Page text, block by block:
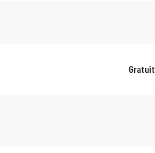
Gratuit